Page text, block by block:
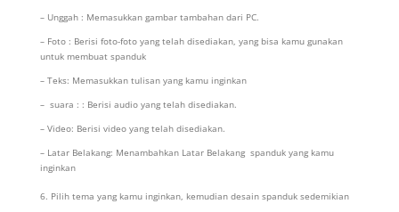
– Unggah : Memasukkan gambar tambahan dari PC.
– Foto : Berisi foto-foto yang telah disediakan, yang bisa kamu gunakan
untuk membuat spanduk
– Teks: Memasukkan tulisan yang kamu inginkan
– suara : : Berisi audio yang telah disediakan.
– Video: Berisi video yang telah disediakan.
– Latar Belakang: Menambahkan Latar Belakang spanduk yang kamu
inginkan
Pilih tema yang kamu inginkan, kemudian desain spanduk sedemikian